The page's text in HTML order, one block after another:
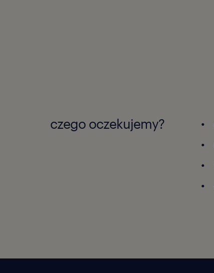
czego oczekujemy?